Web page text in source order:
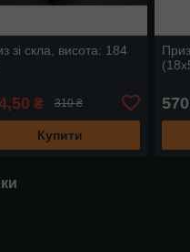
зі скла, висота: 184
₴ 310 ₴
Купити
570